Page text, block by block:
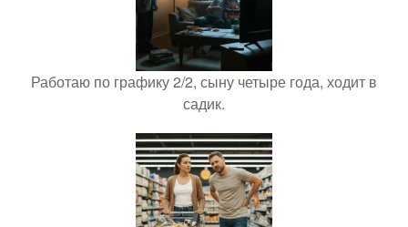
Работаю по графику 2/2, сыну четыре года, ходит в
садик.